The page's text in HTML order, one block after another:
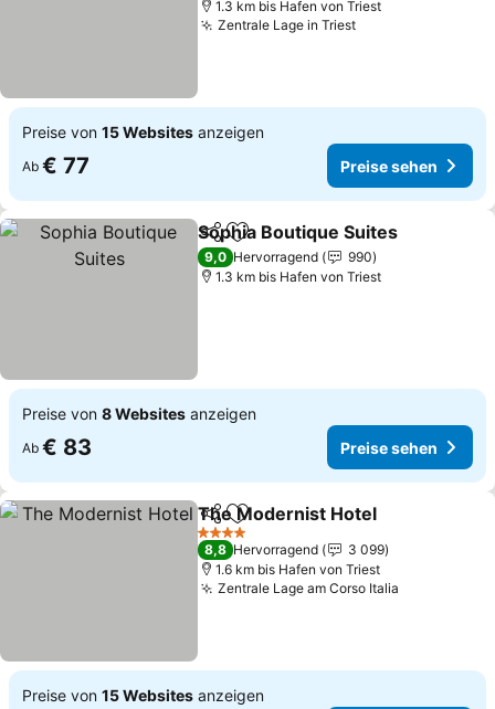
1.3 km bis Hafen von Triest
Zentrale Lage in Triest
Preise von 15 Websites anzeigen
Ab € 77 Preise sehen
TeilenZu Favoriten hinzufügen
Sophia Boutique Suites
9,0 Hervorragend
990
1.3 km bis Hafen von Triest
Preise von 8 Websites anzeigen
Ab € 83 Preise sehen
TeilenZu Favoriten hinzufügen
The Modernist Hotel
4 Sterne
8,8 Hervorragend
3 099
1.6 km bis Hafen von Triest
Zentrale Lage am Corso Italia
Preise von 15 Websites anzeigen